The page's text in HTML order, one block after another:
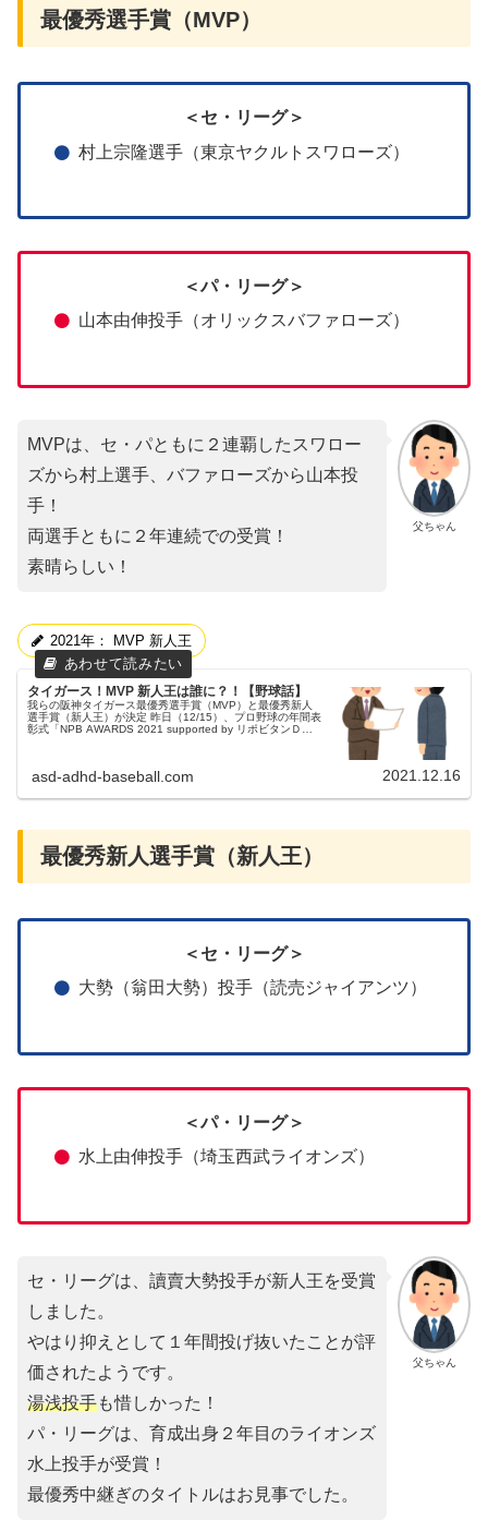
最優秀選手賞（MVP）
＜セ・リーグ＞
村上宗隆選手（東京ヤクルトスワローズ）
＜パ・リーグ＞
山本由伸投手（オリックスバファローズ）
父ちゃん
MVPは、セ・パともに２連覇したスワロー
ズから村上選手、バファローズから山本投
手！
両選手ともに２年連続での受賞！
素晴らしい！
2021年： MVP 新人王
タイガース！MVP 新人王は誰に？！【野球話】
我らの阪神タイガース最優秀選手賞（MVP）と最優秀新人
選手賞（新人王）が決定 昨日（12/15）、プロ野球の年間表
彰式「NPB AWARDS 2021 supported by リポビタンＤ」
asd-adhd-baseball.com 2021.12.16
最優秀新人選手賞（新人王）
＜セ・リーグ＞
大勢（翁田大勢）投手（読売ジャイアンツ）
＜パ・リーグ＞
水上由伸投手（埼玉西武ライオンズ）
父ちゃん
セ・リーグは、讀賣大勢投手が新人王を受賞
しました。
やはり抑えとして１年間投げ抜いたことが評
価されたようです。
湯浅投手も惜しかった！
パ・リーグは、育成出身２年目のライオンズ
水上投手が受賞！
最優秀中継ぎのタイトルはお見事でした。